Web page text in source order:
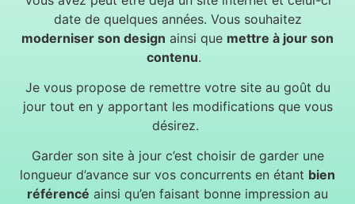
date de quelques années. Vous souhaitez
moderniser son design ainsi que mettre à jour son
contenu.
Je vous propose de remettre votre site au goût du
jour tout en y apportant les modifications que vous
désirez.
Garder son site à jour c’est choisir de garder une
longueur d’avance sur vos concurrents en étant bien
référencé ainsi qu’en faisant bonne impression au